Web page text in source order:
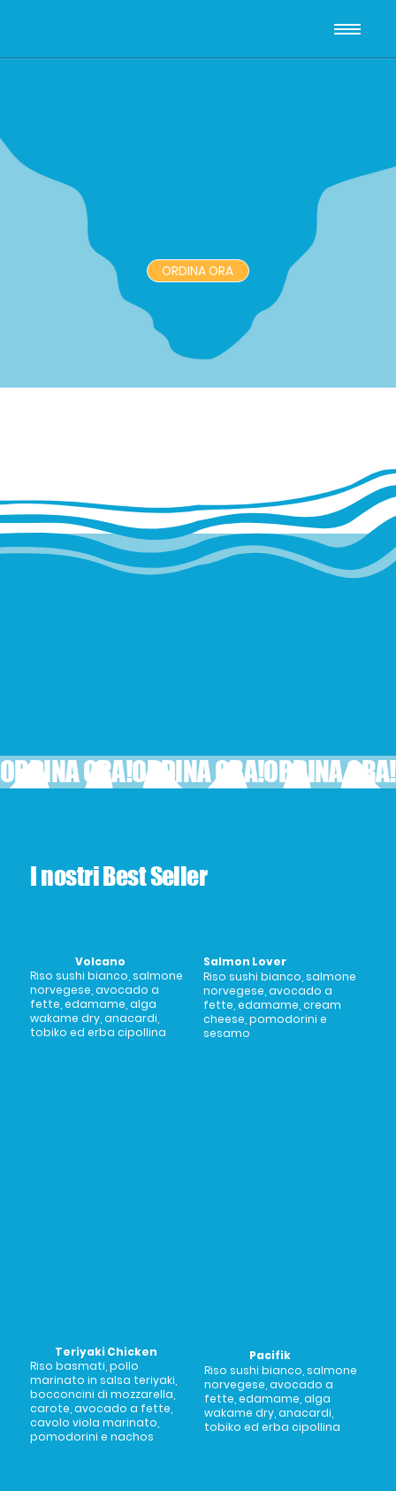
ORDINA ORA
ORDINA ORA!
I nostri Best Seller
Volcano
Riso sushi bianco, salmone
norvegese, avocado a
fette, edamame, alga
wakame dry, anacardi,
tobiko ed erba cipollina
Salmon Lover
Riso sushi bianco, salmone
norvegese, avocado a
fette, edamame, cream
cheese, pomodorini e
sesamo
Teriyaki Chicken
Riso basmati, pollo
marinato in salsa teriyaki,
bocconcini di mozzarella,
carote, avocado a fette,
cavolo viola marinato,
pomodorini e nachos
Pacifik
Riso sushi bianco, salmone
norvegese, avocado a
fette, edamame, alga
wakame dry, anacardi,
tobiko ed erba cipollina